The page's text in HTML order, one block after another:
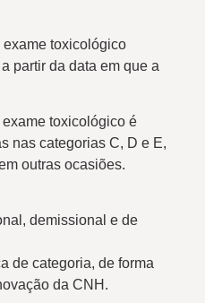
toxicológico
partir da data em que a
toxicológico é
nas categorias C, D e E,
outras ocasiões.
demissional e de
de categoria, de forma
da CNH.